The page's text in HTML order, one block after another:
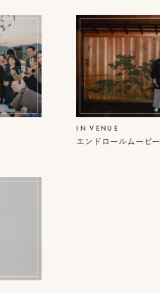
IN VENUE
エンドロールムービー